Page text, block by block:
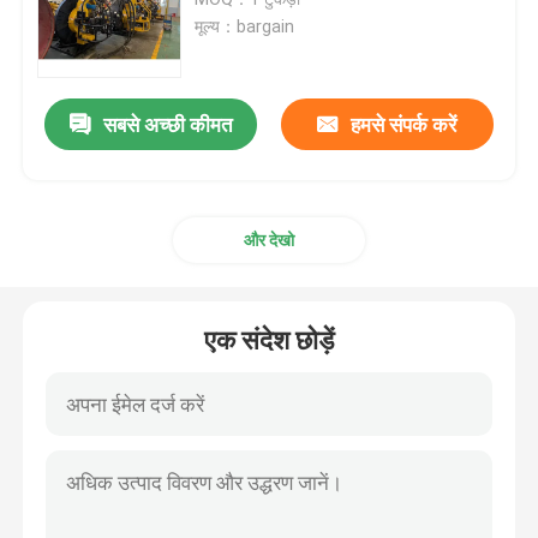
वेतन वेल्डर
मैंड्रेल पाइप झुकने वाली मशीन
मूल्य：bargain
सबसे अच्छी कीमत हमसे संपर्क करें
और देखो
एक संदेश छोड़ें